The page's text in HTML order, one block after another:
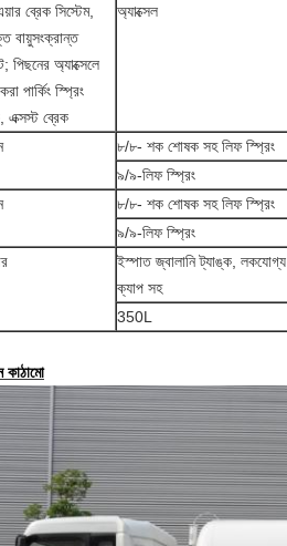
ব্রেক সিস্টেম,
বায়ুসংক্রান্ত
পিছনের অ্যাক্সেলে
পার্কিং স্প্রিং
এক্সস্ট ব্রেক
অ্যাক্সেল
৮/৮- শক শোষক সহ লিফ স্প্রিং
৯/৯-লিফ স্প্রিং
৮/৮- শক শোষক সহ লিফ স্প্রিং
৯/৯-লিফ স্প্রিং
ইস্পাত জ্বালানি ট্যাঙ্ক, লকযোগ্য
ক্যাপ সহ
350L
কাঠামো